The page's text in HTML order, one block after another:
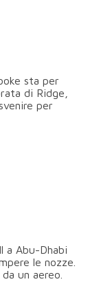
sta per
di Ridge,
per
a Abu-Dhabi
le nozze.
un aereo.